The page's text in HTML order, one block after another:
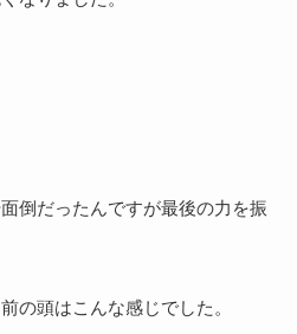
倒だったんですが最後の力を振
の頭はこんな感じでした。